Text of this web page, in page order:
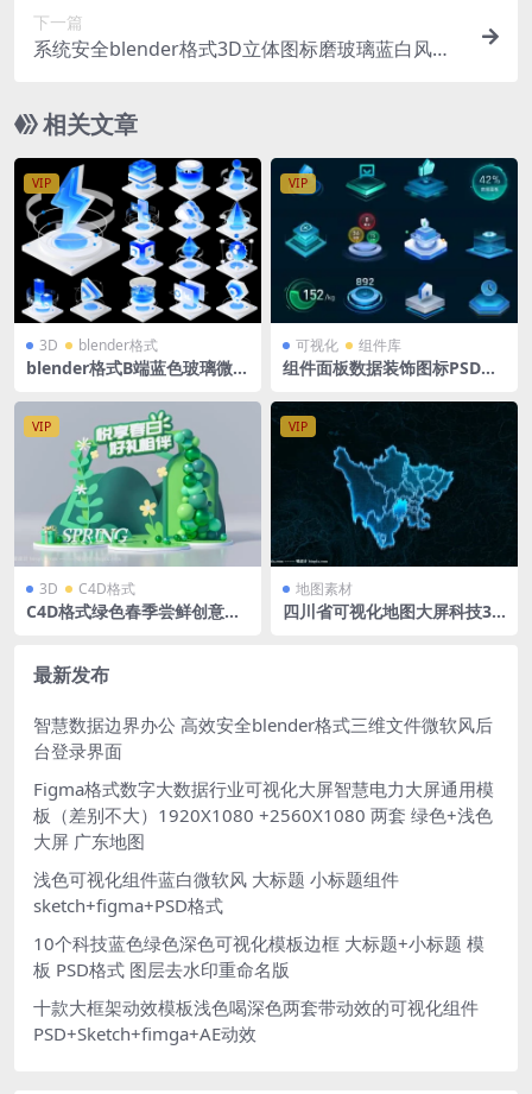
下一篇
系统安全blender格式3D立体图标磨玻璃蓝白风底
相关文章
VIP
3D blender格式
blender格式B端蓝色玻璃微软
图标18个
VIP
可视化 组件库
组件面板数据装饰图标PSD格
件库
VIP
3D C4D格式
C4D格式绿色春季尝鲜创意潮
VIP
地图素材
四川省可视化地图大屏科技3D
最新发布
智慧数据边界办公 高效安全blender格式三维文件微软风后
台登录界面
Figma格式数字大数据行业可视化大屏智慧电力大屏通用模
板（差别不大）1920X1080 +2560X1080 两套 绿色+浅色
大屏 广东地图
浅色可视化组件蓝白微软风 大标题 小标题组件
sketch+figma+PSD格式
10个科技蓝色绿色深色可视化模板边框 大标题+小标题 模
板 PSD格式 图层去水印重命名版
十款大框架动效模板浅色喝深色两套带动效的可视化组件
PSD+Sketch+fimga+AE动效